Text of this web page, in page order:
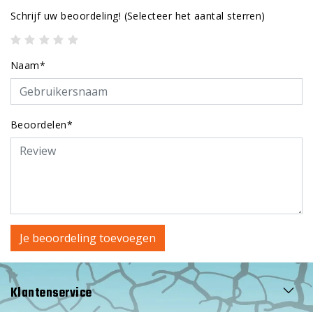
Schrijf uw beoordeling! (Selecteer het aantal sterren)
Naam*
Beoordelen*
Je beoordeling toevoegen
Klantenservice